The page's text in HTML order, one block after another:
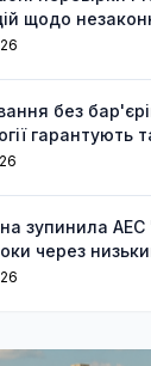
щодо
без
гарантують
для
зупинила
через